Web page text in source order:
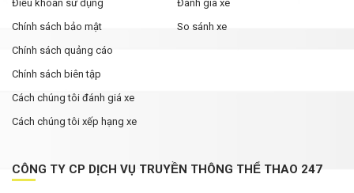
Điều khoản sử dụng
Chính sách bảo mật
Chính sách quảng cáo
Chính sách biên tập
Cách chúng tôi đánh giá xe
Cách chúng tôi xếp hạng xe
Đánh gia xe
So sánh xe
CÔNG TY CP DỊCH VỤ TRUYỀN THÔNG THỂ THAO 247